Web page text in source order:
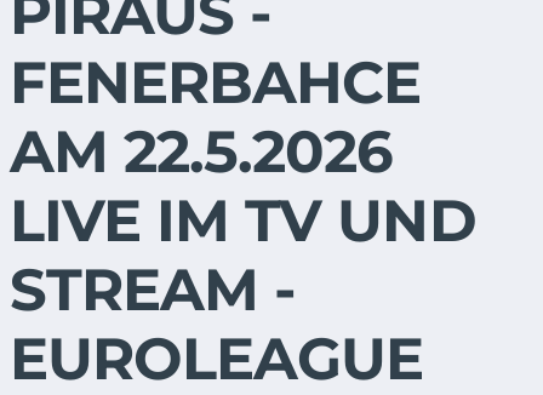
FENERBAHCE
AM 22.5.2026
LIVE IM TV UND
STREAM -
EUROLEAGUE